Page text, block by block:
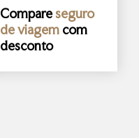
Compareseguro
de viagem com
desconto